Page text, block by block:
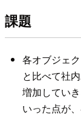
課題
各オブジェ
と比べて社
増加してい
いった点が